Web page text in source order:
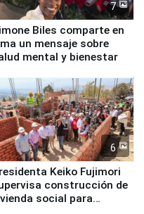
7
Biles comparte en
un mensaje sobre
mental y bienestar
6
Keiko Fujimori
construcción de
social para